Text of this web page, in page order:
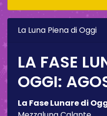
La Luna Piena di Oggi
LA FASE
OGGI:
La Fase Lunare di